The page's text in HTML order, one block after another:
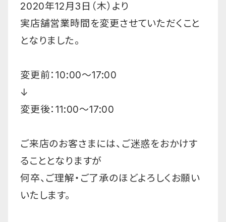
2020年12月3日（木）より
実店舗営業時間を変更させていただくこと
となりました。
変更前：10:00〜17:00
↓
変更後：11:00〜17:00
ご来店のお客さまには、ご迷惑をおかけす
ることとなりますが
何卒、ご理解・ご了承のほどよろしくお願い
いたします。